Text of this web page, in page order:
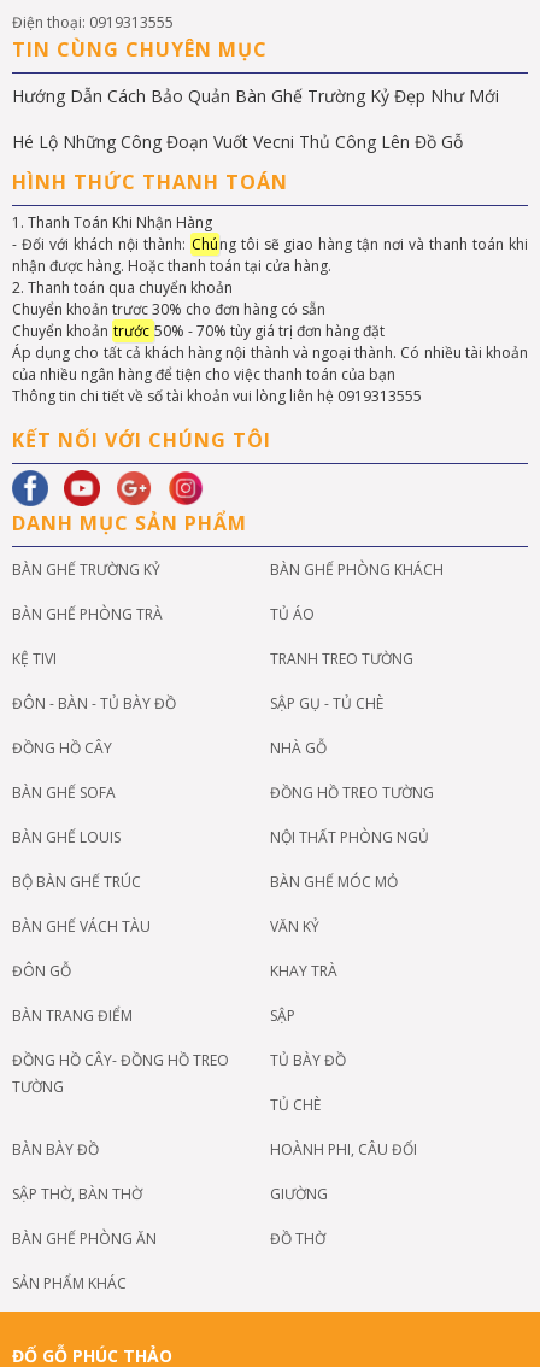
Điện thoại: 0919313555
TIN CÙNG CHUYÊN MỤC
Hướng Dẫn Cách Bảo Quản Bàn Ghế Trường Kỷ Đẹp Như Mới
Hé Lộ Những Công Đoạn Vuốt Vecni Thủ Công Lên Đồ Gỗ
HÌNH THỨC THANH TOÁN
1. Thanh Toán Khi Nhận Hàng
- Đối với khách nội thành: Chúng tôi sẽ giao hàng tận nơi và thanh toán khi
nhận được hàng. Hoặc thanh toán tại cửa hàng.
2. Thanh toán qua chuyển khoản
Chuyển khoản trươc 30% cho đơn hàng có sẵn
Chuyển khoản trước 50% - 70% tùy giá trị đơn hàng đặt
Áp dụng cho tất cả khách hàng nội thành và ngoại thành. Có nhiều tài khoản
của nhiều ngân hàng để tiện cho việc thanh toán của bạn
Thông tin chi tiết về số tài khoản vui lòng liên hệ 0919313555
KẾT NỐI VỚI CHÚNG TÔI
DANH MỤC SẢN PHẨM
BÀN GHẾ TRƯỜNG KỶ BÀN GHẾ PHÒNG KHÁCH
BÀN GHẾ PHÒNG TRÀ TỦ ÁO
KỆ TIVI TRANH TREO TƯỜNG
ĐÔN - BÀN - TỦ BÀY ĐỒ SẬP GỤ - TỦ CHÈ
ĐỒNG HỒ CÂY NHÀ GỖ
BÀN GHẾ SOFA ĐỒNG HỒ TREO TƯỜNG
BÀN GHẾ LOUIS NỘI THẤT PHÒNG NGỦ
BỘ BÀN GHẾ TRÚC BÀN GHẾ MÓC MỎ
BÀN GHẾ VÁCH TÀU VĂN KỶ
ĐÔN GỖ KHAY TRÀ
BÀN TRANG ĐIỂM SẬP
ĐỒNG HỒ CÂY- ĐỒNG HỒ TREO
TƯỜNG
TỦ BÀY ĐỒ
TỦ CHÈ
BÀN BÀY ĐỒ HOÀNH PHI, CÂU ĐỐI
SẬP THỜ, BÀN THỜ GIƯỜNG
BÀN GHẾ PHÒNG ĂN ĐỒ THỜ
SẢN PHẨM KHÁC
ĐỐ GỖ PHÚC THẢO